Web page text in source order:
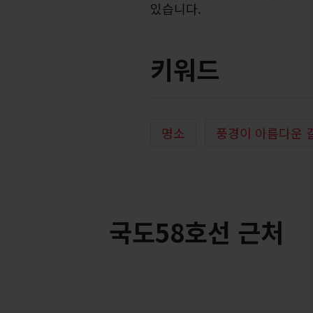
있습니다.
키워드
명소 풍경이 아름다운
국도58호선 근처